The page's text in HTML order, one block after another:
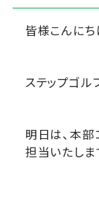
皆様こんにち
ステップゴ
明日は、本
担当いたし